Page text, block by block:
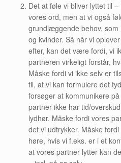
Det at føle vi bliver lyttet til
vores ord, men at vi også
grundlæggende behov,
og kvinder. Så når vi
efter, kan det være fordi, vi
partneren virkeligt forstår,
Måske fordi vi ikke selv er
til, at vi kan formulere det
forsøger at kommunikere
partner ikke har tid/
lydhør. Måske fordi vores
det vi udtrykker. Måske
høre, hvis vi f.eks. er i et
at vores partner lytter kan